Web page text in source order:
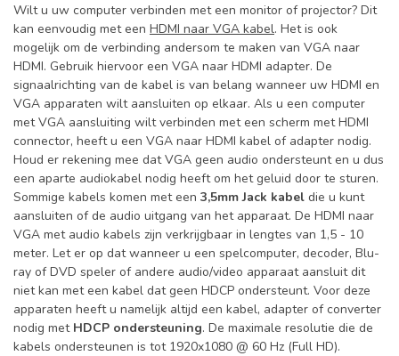
Wilt u uw computer verbinden met een monitor of projector? Dit
kan eenvoudig met een HDMI naar VGA kabel. Het is ook
mogelijk om de verbinding andersom te maken van VGA naar
HDMI. Gebruik hiervoor een VGA naar HDMI adapter. De
signaalrichting van de kabel is van belang wanneer uw HDMI en
VGA apparaten wilt aansluiten op elkaar. Als u een computer
met VGA aansluiting wilt verbinden met een scherm met HDMI
connector, heeft u een VGA naar HDMI kabel of adapter nodig.
Houd er rekening mee dat VGA geen audio ondersteunt en u dus
een aparte audiokabel nodig heeft om het geluid door te sturen.
Sommige kabels komen met een 3,5mm Jack kabel die u kunt
aansluiten of de audio uitgang van het apparaat. De HDMI naar
VGA met audio kabels zijn verkrijgbaar in lengtes van 1,5 - 10
meter. Let er op dat wanneer u een spelcomputer, decoder, Blu-
ray of DVD speler of andere audio/video apparaat aansluit dit
niet kan met een kabel dat geen HDCP ondersteunt. Voor deze
apparaten heeft u namelijk altijd een kabel, adapter of converter
nodig met HDCP ondersteuning. De maximale resolutie die de
kabels ondersteunen is tot 1920x1080 @ 60 Hz (Full HD).